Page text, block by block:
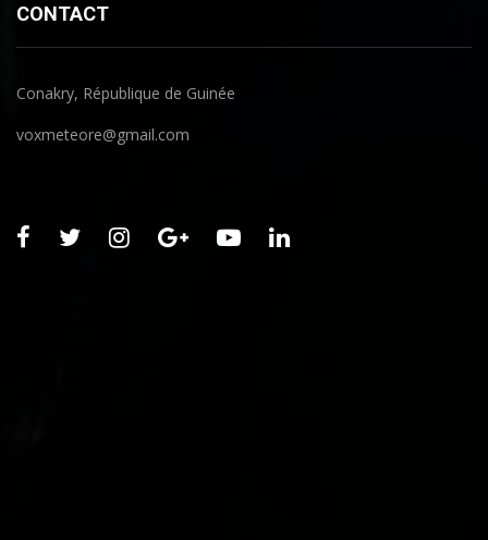
CONTACT
Conakry, République de Guinée
voxmeteore@gmail.com